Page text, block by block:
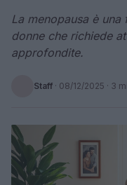
La menopausa è
donne che richiede
approfondite.
Staff · 08/12/2025 · 3